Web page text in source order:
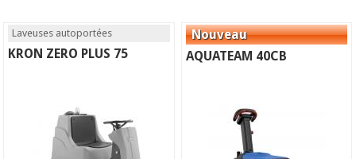
Laveuses autoportées
KRON ZERO PLUS 75 AQUATEAM 40CB